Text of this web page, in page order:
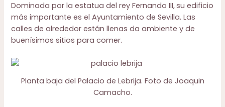
Dominada por la estatua del rey Fernando III,su edificio
más importante es el Ayuntamiento de Sevilla. Las
calles de alrededor están llenas da ambiente y de
buenísimos sitios para comer.
Planta baja del Palacio de Lebrija. Foto de Joaquin
Camacho.